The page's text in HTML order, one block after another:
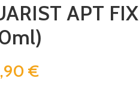
APT FIX
€